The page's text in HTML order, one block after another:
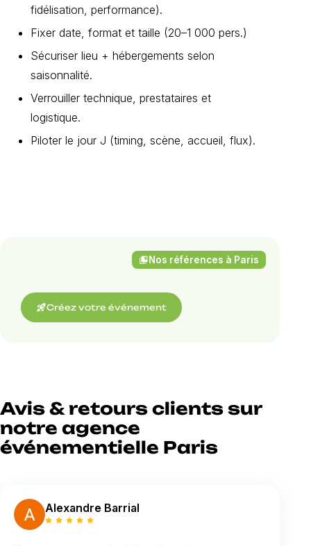
fidélisation, performance).
Fixer date, format et taille (20–1 000 pers.)
Sécuriser lieu + hébergements selon
saisonnalité.
Verrouiller technique, prestataires et
logistique.
Piloter le jour J (timing, scène, accueil, flux).
collections_bookmark Nos références à Paris
rocket_launchCréez votre événement
Avis & retours clients sur
notre agence
événementielle Paris
Alexandre Barrial